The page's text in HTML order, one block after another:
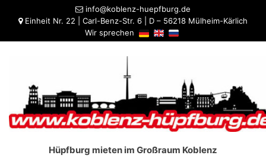
info@koblenz-huepfburg.de
Einheit Nr. 22 | Carl-Benz-Str. 6 | D – 56218 Mülheim-Kärlich
Wir sprechen
Hüpfburg mieten im Großraum Koblenz